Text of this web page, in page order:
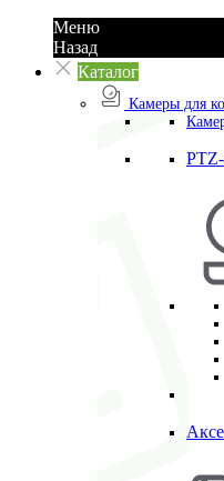
Меню
Назад
Каталог
Камеры для